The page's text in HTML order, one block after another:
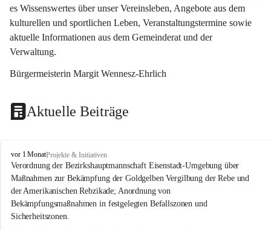
es Wissenswertes über unser Vereinsleben, Angebote aus dem
kulturellen und sportlichen Leben, Veranstaltungstermine sowie
aktuelle Informationen aus dem Gemeinderat und der
Verwaltung.
Bürgermeisterin Margit Wennesz-Ehrlich
Aktuelle Beiträge
O
s
l
i
p
vor 1 MonatProjekte & Initiativen
Verordnung der Bezirkshauptmannschaft Eisenstadt-Umgebung über
Maßnahmen zur Bekämpfung der Goldgelben Vergilbung der Rebe und
der Amerikanischen Rebzikade; Anordnung von
Bekämpfungsmaßnahmen in festgelegten Befallszonen und
Sicherheitszonen.